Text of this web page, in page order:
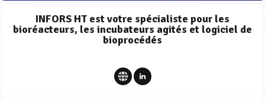
INFORS HT est votre spécialiste pour les
bioréacteurs, les incubateurs agités et logiciel de
bioprocédés